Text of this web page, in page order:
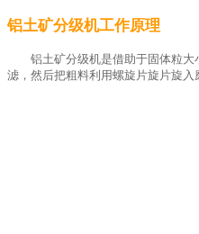
铝土矿分级机工作原理
铝土矿分级机是借助于固体粒
滤，然后把粗料利用螺旋片旋片旋入